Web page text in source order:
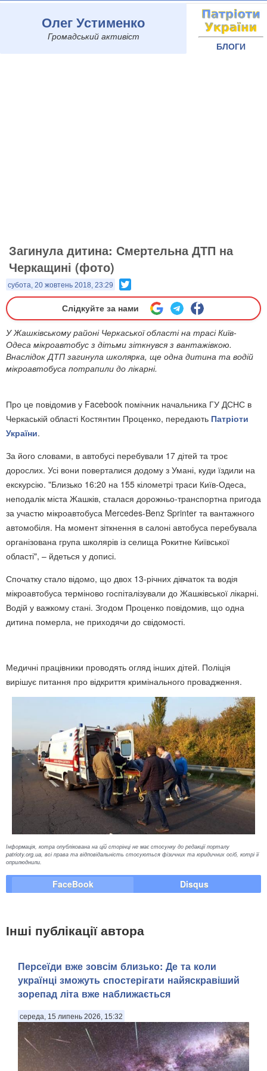
Олег Устименко
Громадський активіст
БЛОГИ
Загинула дитина: Смертельна ДТП на
Черкащині (фото)
субота, 20 жовтень 2018, 23:29
Слідкуйте за нами
У Жашківському районі Черкаської області на трасі Київ-
Одеса мікроавтобус з дітьми зіткнувся з вантажівкою.
Внаслідок ДТП загинула школярка, ще одна дитина та водій
мікроавтобуса потрапили до лікарні.
Про це повідомив у Facebook помічник начальника ГУ ДСНС в
Черкаській області Костянтин Проценко, передають Патріоти
України.
За його словами, в автобусі перебували 17 дітей та троє
дорослих. Усі вони поверталися додому з Умані, куди їздили на
екскурсію. "Близько 16:20 на 155 кілометрі траси Київ-Одеса,
неподалік міста Жашків, сталася дорожньо-транспортна пригода
за участю мікроавтобуса Mercedes-Benz Sprinter та вантажного
автомобіля. На момент зіткнення в салоні автобуса перебувала
організована група школярів із селища Рокитне Київської
області", – йдеться у дописі.
Спочатку стало відомо, що двох 13-річних дівчаток та водія
мікроавтобуса терміново госпіталізували до Жашківської лікарні.
Водій у важкому стані. Згодом Проценко повідомив, що одна
дитина померла, не приходячи до свідомості.
Медичні працівники проводять огляд інших дітей. Поліція
вирішує питання про відкриття кримінального провадження.
Інформація, котра опублікована на цій сторінці не має стосунку до редакції порталу
patrioty.org.ua, всі права та відповідальність стосуються фізичних та юридичних осіб, котрі її
оприлюднили.
FaceBook Disqus
Інші публікації автора
Персеїди вже зовсім близько: Де та коли
українці зможуть спостерігати найяскравіший
зорепад літа вже наближається
середа, 15 липень 2026, 15:32